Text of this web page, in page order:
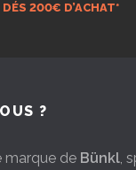
DÉS 200€ D’ACHAT*
?
marque de Bünkl,